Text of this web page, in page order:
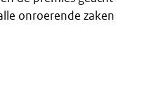
onroerende zaken